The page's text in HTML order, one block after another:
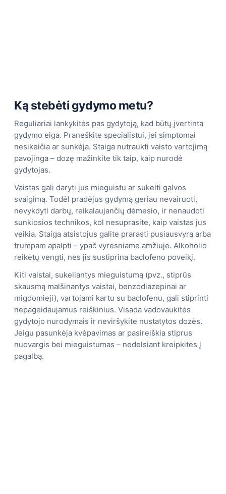
Ką stebėti gydymo metu?
Reguliariai lankykitės pas gydytoją, kad būtų įvertinta
gydymo eiga. Praneškite specialistui, jei simptomai
nesikeičia ar sunkėja. Staiga nutraukti vaisto vartojimą
pavojinga – dozę mažinkite tik taip, kaip nurodė
gydytojas.
Vaistas gali daryti jus mieguistu ar sukelti galvos
svaigimą. Todėl pradėjus gydymą geriau nevairuoti,
nevykdyti darbų, reikalaujančių dėmesio, ir nenaudoti
sunkiosios technikos, kol nesuprasite, kaip vaistas jus
veikia. Staiga atsistojus galite prarasti pusiausvyrą arba
trumpam apalpti – ypač vyresniame amžiuje. Alkoholio
reikėtų vengti, nes jis sustiprina baclofeno poveikį.
Kiti vaistai, sukeliantys mieguistumą (pvz., stiprūs
skausmą malšinantys vaistai, benzodiazepinai ar
migdomieji), vartojami kartu su baclofenu, gali stiprinti
nepageidaujamus reiškinius. Visada vadovaukitės
gydytojo nurodymais ir neviršykite nustatytos dozės.
Jeigu pasunkėja kvėpavimas ar pasireiškia stiprus
nuovargis bei mieguistumas – nedelsiant kreipkitės į
pagalbą.